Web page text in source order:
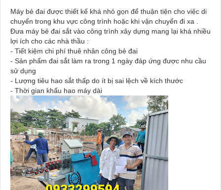
Máy bẻ đai được thiết kế khá nhỏ gọn để thuận tiện cho việc di
chuyển trong khu vực công trình hoặc khi vận chuyển đi xa .
Đưa máy bẻ đai sắt vào công trình xây dựng mang lại khá nhiều
lợi ích cho các nhà thầu :
- Tiết kiệm chi phí thuê nhân công bẻ đai
- Sản phẩm đai sắt làm ra trong 1 ngày đáp ứng được nhu cầu
sử dụng
- Lượng tiêu hao sắt thấp do ít bị sai lệch về kích thước
- Thời gian khấu hao máy dài